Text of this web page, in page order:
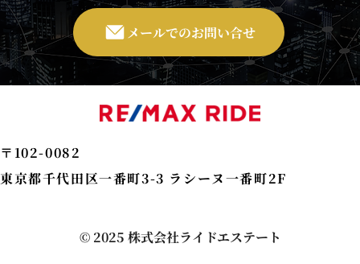
当社は、個人情報を以下の目的で利用いたします。
当社のサービス、商品等（以下「当社サービス等」
といいます。）の提供のため
当社サービス等に関するご案内、お問い合せ等への
当社サービス等に関する当社の規約、ポリシー等
（以下「規約等」といいます。）に違反する行為に
当社サービス等に関する規約等の変更などを通知す
メールでのお問い合せ
〒102-0082
東京都千代田区一番町3-3 ラシーヌ一番町2F
© 2025 株式会社ライドエステート